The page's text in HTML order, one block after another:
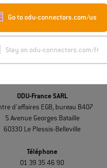
Go to odu-connectors.com/us
Stay on odu-connectors.com/fr
ODU-France SARL
d'affaires EGB, bureau B407
5 Avenue Georges Bataille
60330 Le Plessis-Belleville
Téléphone
01 39 35 46 90